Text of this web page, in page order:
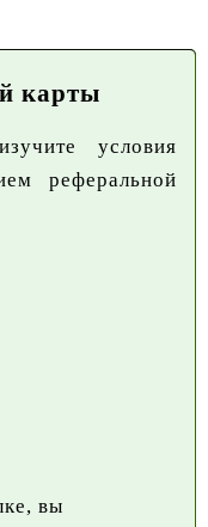
карты
условия
реферальной
вы